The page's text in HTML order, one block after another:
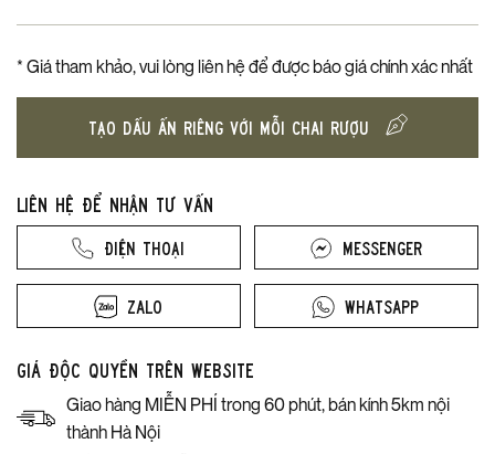
* Giá tham khảo, vui lòng liên hệ để được báo giá chính xác nhất
TẠO DẤU ẤN RIÊNG VỚI MỖI CHAI RƯỢU
Liên hệ để nhận tư vấn
Điện thoại
Zalo
Messenger
Whatsapp
Giá độc quyền trên website
Giao hàng MIỄN PHÍ trong 60 phút, bán kính 5km nội
thành Hà Nội